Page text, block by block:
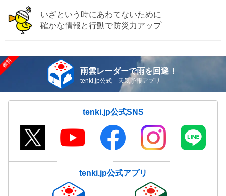
いざという時にあわてないために
確かな情報と行動で防災力アップ
雨雲レーダーで雨を回避！
tenki.jp公式 天気予報アプリ
tenki.jp公式SNS
tenki.jp公式アプリ